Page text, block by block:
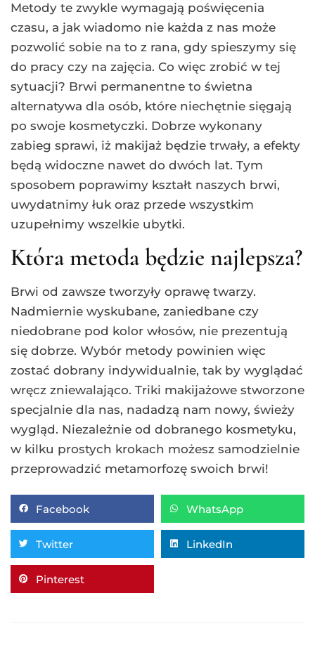
Metody te zwykle wymagają poświęcenia
czasu, a jak wiadomo nie każda z nas może
pozwolić sobie na to z rana, gdy spieszymy się
do pracy czy na zajęcia. Co więc zrobić w tej
sytuacji? Brwi permanentne to świetna
alternatywa dla osób, które niechętnie sięgają
po swoje kosmetyczki. Dobrze wykonany
zabieg sprawi, iż makijaż będzie trwały, a efekty
będą widoczne nawet do dwóch lat. Tym
sposobem poprawimy kształt naszych brwi,
uwydatnimy łuk oraz przede wszystkim
uzupełnimy wszelkie ubytki.
Która metoda będzie najlepsza?
Brwi od zawsze tworzyły oprawę twarzy.
Nadmiernie wyskubane, zaniedbane czy
niedobrane pod kolor włosów, nie prezentują
się dobrze. Wybór metody powinien więc
zostać dobrany indywidualnie, tak by wyglądać
wręcz zniewalająco. Triki makijażowe stworzone
specjalnie dla nas, nadadzą nam nowy, świeży
wygląd. Niezależnie od dobranego kosmetyku,
w kilku prostych krokach możesz samodzielnie
przeprowadzić metamorfozę swoich brwi!
Facebook WhatsApp
Twitter LinkedIn
Pinterest